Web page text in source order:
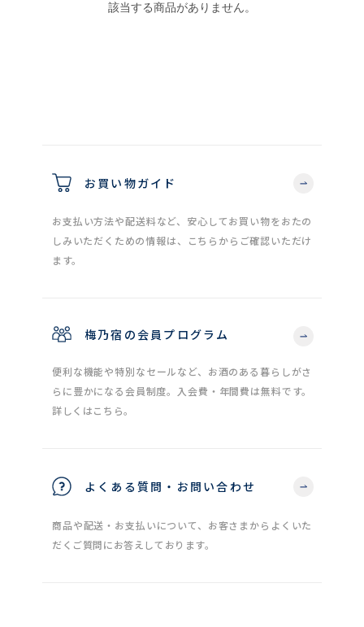
該当する商品がありません。
お買い物ガイド
お支払い方法や配送料など、安心してお買い物をおたの
しみいただくための情報は、こちらからご確認いただけ
ます。
梅乃宿の会員プログラム
便利な機能や特別なセールなど、お酒のある暮らしがさ
らに豊かになる会員制度。入会費・年間費は無料です。
詳しくはこちら。
よくある質問・お問い合わせ
商品や配送・お支払いについて、お客さまからよくいた
だくご質問にお答えしております。